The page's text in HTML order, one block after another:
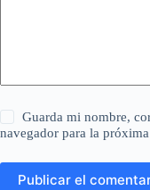
Guarda mi nombre,
navegador para la
Publicar el